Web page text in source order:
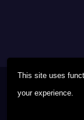
This site uses
your experience.
Proudly powered